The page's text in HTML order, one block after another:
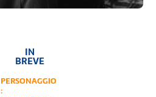
IN
BREVE
PERSONAGGIO
: